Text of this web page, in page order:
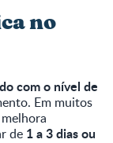
no
com o nível de
Em muitos
de 1 a 3 dias ou